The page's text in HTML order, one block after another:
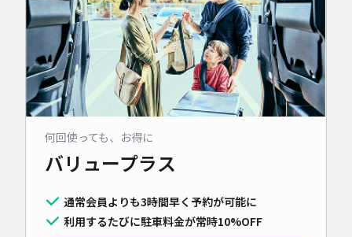
何回使っても、お得に
バリュープラス
通常会員よりも3時間早く予約が可能に
利用するたびに駐車料金が常時10%OFF